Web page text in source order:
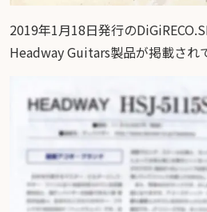
2019年1月18日発行の
Headway Guitars製品が掲載され